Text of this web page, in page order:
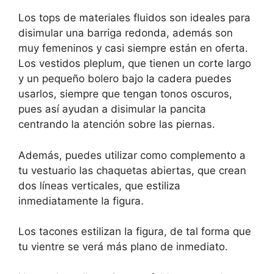
Los tops de materiales fluidos son ideales para
disimular una barriga redonda, además son
muy femeninos y casi siempre están en oferta.
Los vestidos pleplum, que tienen un corte largo
y un pequeño bolero bajo la cadera puedes
usarlos, siempre que tengan tonos oscuros,
pues así ayudan a disimular la pancita
centrando la atención sobre las piernas.
Además, puedes utilizar como complemento a
tu vestuario las chaquetas abiertas, que crean
dos líneas verticales, que estiliza
inmediatamente la figura.
Los tacones estilizan la figura, de tal forma que
tu vientre se verá más plano de inmediato.